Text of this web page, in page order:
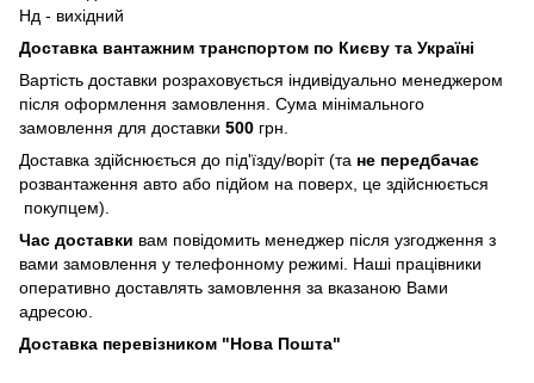
Нд - вихідний
Доставка вантажним транспортом по Києву та Україні
Вартість доставки розраховується індивідуально менеджером
після оформлення замовлення. Сума мінімального
замовлення для доставки 500 грн.
Доставка здійснюється до під'їзду/воріт (та не передбачає
розвантаження авто або підйом на поверх, це здійснюється
покупцем).
Час доставки вам повідомить менеджер після узгодження з
вами замовлення у телефонному режимі. Наші працівники
оперативно доставлять замовлення за вказаною Вами
адресою.
Доставка перевізником "Нова Пошта"